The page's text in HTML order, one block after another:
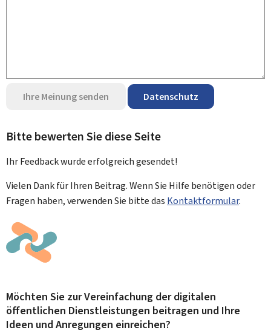
Ihre Meinung senden Datenschutz
Bitte bewerten Sie diese Seite
Ihr Feedback wurdeerfolgreichgesendet!
Vielen Dank für Ihren Beitrag. Wenn Sie Hilfe benötigen oder
Fragen haben, verwenden Sie bitte das Kontaktformular.
Möchten Sie zur Vereinfachung der digitalen
öffentlichen Dienstleistungen beitragen und Ihre
Ideen und Anregungen einreichen?